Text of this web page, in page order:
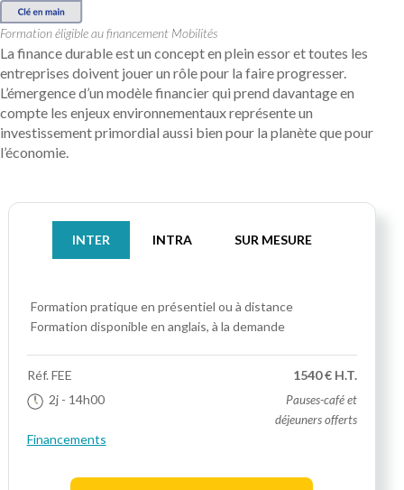
Formation éligible au financement Mobilités
La finance durable est un concept en plein essor et toutes les
entreprises doivent jouer un rôle pour la faire progresser.
L’émergence d’un modèle financier qui prend davantage en
compte les enjeux environnementaux représente un
investissement primordial aussi bien pour la planète que pour
l’économie.
INTER INTRA SUR MESURE
Formation pratique en présentiel ou à distance
Formation disponible en anglais, à la demande
Réf.FEE
2j - 14h00
1540 € H.T.
Pauses-café et
déjeuners offerts
Financements